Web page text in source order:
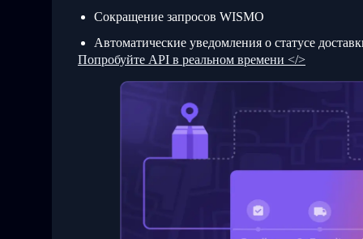
31
32
34
      }
}
Сокращение запросов WISMO
Автоматические уведомления о статусе
Попробуйте API в реальном времени </>